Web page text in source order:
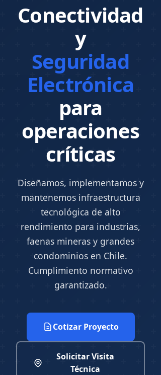
Conectividad
y
Seguridad
Electrónica
para
operaciones
críticas
Diseñamos, implementamos y
mantenemos infraestructura
tecnológica de alto
rendimiento para industrias,
faenas mineras y grandes
condominios en Chile.
Cumplimiento normativo
garantizado.
Cotizar Proyecto
Solicitar Visita
Técnica